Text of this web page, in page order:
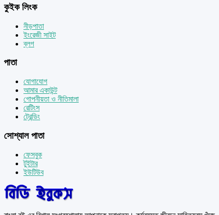
কুইক লিংক
নীড়পাতা
ইংরেজী সাইট
ব্লগ
পাতা
যোগাযোগ
আমার একাউন্ট
গোপনীয়তা ও নীতিমালা
রেটিংস
ট্রেন্ডিং
সোশ্যাল পাতা
ফেসবুক
টুইটার
ইউটিউব